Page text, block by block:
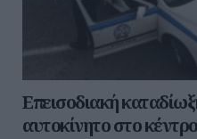
Επεισοδιακή
αυτοκίνητο στο